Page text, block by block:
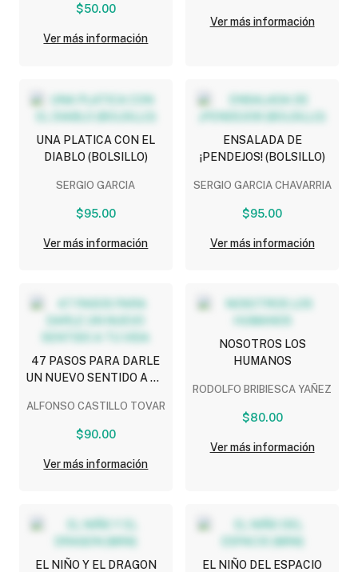
$50.00
Ver más información
Ver más información
UNA PLATICA CON EL
DIABLO (BOLSILLO)
SERGIO GARCIA
$95.00
Ver más información
ENSALADA DE
¡PENDEJOS! (BOLSILLO)
SERGIO GARCIA CHAVARRIA
$95.00
Ver más información
47 PASOS PARA DARLE
UN NUEVO SENTIDO A TU
ALFONSO CASTILLO TOVAR
$90.00
Ver más información
NOSOTROS LOS
HUMANOS
RODOLFO BRIBIESCA YAÑEZ
$80.00
Ver más información
EL NIÑO Y EL DRAGON
EL NIÑO DEL ESPACIO